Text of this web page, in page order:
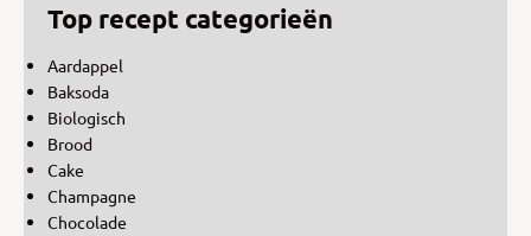
Top recept categorieën
Aardappel
Baksoda
Biologisch
Brood
Cake
Champagne
Chocolade